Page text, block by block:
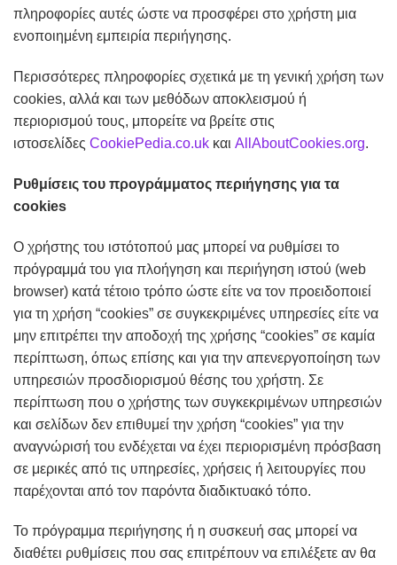
πληροφορίες αυτές ώστε να προσφέρει στο χρήστη μια
ενοποιημένη εμπειρία περιήγησης.
Περισσότερες πληροφορίες σχετικά με τη γενική χρήση των
cookies, αλλά και των μεθόδων αποκλεισμού ή
περιορισμού τους, μπορείτε να βρείτε στις
ιστοσελίδες CookiePedia.co.uk και AllAboutCookies.org.
Ρυθμίσεις του προγράμματος περιήγησης για τα
cookies
Ο χρήστης του ιστότοπού μας μπορεί να ρυθμίσει το
πρόγραμμά του για πλοήγηση και περιήγηση ιστού (web
browser) κατά τέτοιο τρόπο ώστε είτε να τον προειδοποιεί
για τη χρήση “cookies” σε συγκεκριμένες υπηρεσίες είτε να
μην επιτρέπει την αποδοχή της χρήσης “cookies” σε καμία
περίπτωση, όπως επίσης και για την απενεργοποίηση των
υπηρεσιών προσδιορισμού θέσης του χρήστη. Σε
περίπτωση που ο χρήστης των συγκεκριμένων υπηρεσιών
και σελίδων δεν επιθυμεί την χρήση “cookies” για την
αναγνώρισή του ενδέχεται να έχει περιορισμένη πρόσβαση
σε μερικές από τις υπηρεσίες, χρήσεις ή λειτουργίες που
παρέχονται από τον παρόντα διαδικτυακό τόπο.
Το πρόγραμμα περιήγησης ή η συσκευή σας μπορεί να
διαθέτει ρυθμίσεις που σας επιτρέπουν να επιλέξετε αν θα